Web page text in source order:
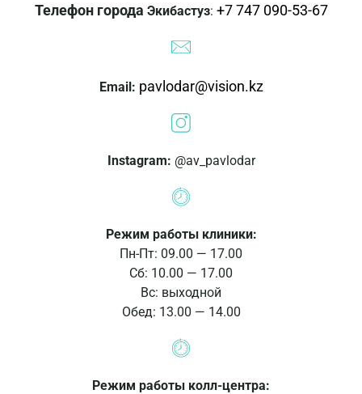
Телефон города Экибастуз: +7 747 090-53-67
Email: pavlodar@vision.kz
Instagram: @av_pavlodar
Режим работы клиники:
Пн-Пт: 09.00 — 17.00
Сб: 10.00 — 17.00
Вс: выходной
Обед: 13.00 — 14.00
Режим работы колл-центра: